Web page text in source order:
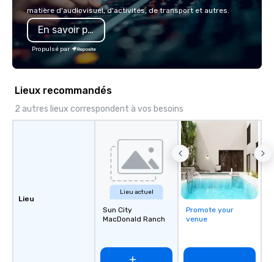
you to create a truly
experience that sets
matière d'audiovisuel, d'activités, de transport et autres.
En savoir plus
Propulsé par
Lieux recommandés
2 autres lieux correspondent à vos besoins
Lieu
Lieu actuel
Sun City
MacDonald Ranch
Promote your
venue